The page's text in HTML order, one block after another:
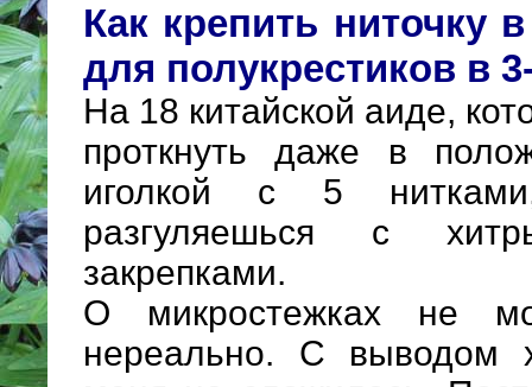
Как крепить ниточку
для полукрестиков в
На 18 китайской аиде,
проткнуть даже в
иголкой с 5
разгуляешься с
закрепками.
О микростежках не
нереально. С выводом